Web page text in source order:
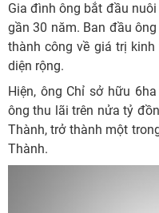
Gia đình ông bắt đầu
gần 30 năm. Ban đầu
thành công về giá trị
diện rộng.
Hiện, ông Chỉ sở hữu
ông thu lãi trên nửa tỷ
Thành, trở thành một
Thành.